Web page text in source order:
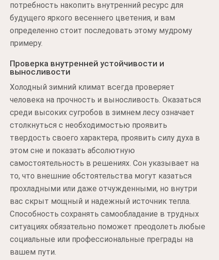
потребность накопить внутренний ресурс для
будущего яркого весеннего цветения, и вам
определенно стоит последовать этому мудрому
примеру.
Проверка внутренней устойчивости и
выносливости
Холодный зимний климат всегда проверяет
человека на прочность и выносливость. Оказаться
среди высоких сугробов в зимнем лесу означает
столкнуться с необходимостью проявить
твердость своего характера, проявить силу духа в
этом сне и показать абсолютную
самостоятельность в решениях. Сон указывает на
то, что внешние обстоятельства могут казаться
прохладными или даже отчужденными, но внутри
вас скрыт мощный и надежный источник тепла.
Способность сохранять самообладание в трудных
ситуациях обязательно поможет преодолеть любые
социальные или профессиональные преграды на
вашем пути.